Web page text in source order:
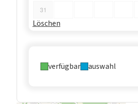
31
Löschen
verfügbar auswahl